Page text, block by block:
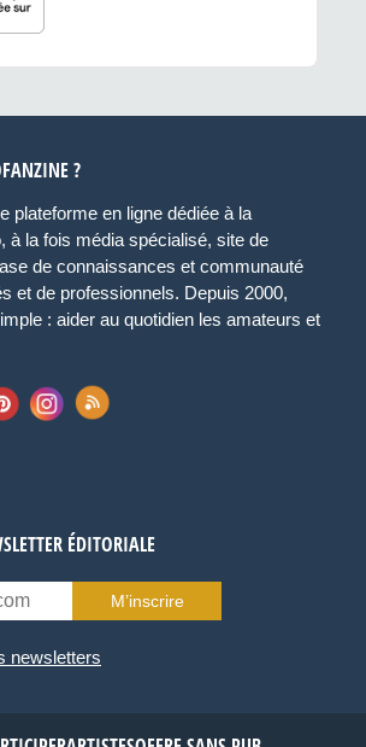
?
plateforme en ligne dédiée à la
à la fois média spécialisé, site de
de connaissances et communauté
et de professionnels. Depuis 2000,
: aider au quotidien les amateurs et
ÉDITORIALE
M’inscrire
newsletters